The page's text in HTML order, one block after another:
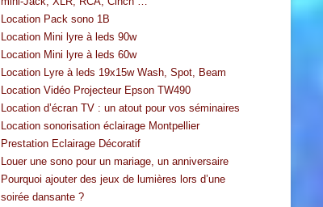
Location Pack sono 1B
Location Mini lyre à leds 90w
Location Mini lyre à leds 60w
Location Lyre à leds 19x15w Wash, Spot, Beam
Location Vidéo Projecteur Epson TW490
Location d’écran TV : un atout pour vos séminaires
Location sonorisation éclairage Montpellier
Prestation Eclairage Décoratif
Louer une sono pour un mariage, un anniversaire
Pourquoi ajouter des jeux de lumières lors d’une
soirée dansante ?